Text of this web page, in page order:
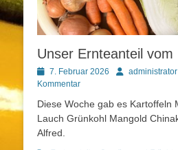
Unser Ernteanteil vom
Posted
on
7. Februar 2026 Autoradministrator
Kommentar
Diese Woche gab es Kartoffeln
Lauch Grünkohl Mangold
Alfred.